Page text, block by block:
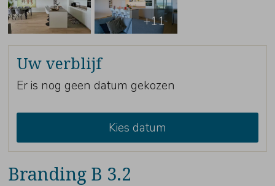
+11
Uw verblijf
Er is nog geen datum gekozen
Kies datum
Branding B 3.2